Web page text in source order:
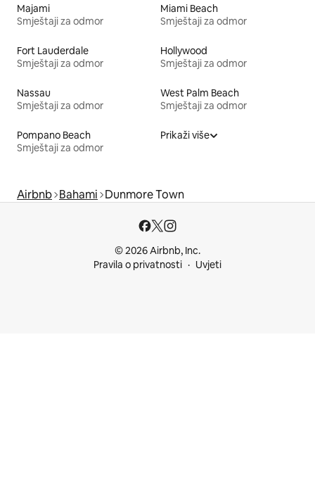
Majami
Smještaji za odmor
Miami Beach
Smještaji za odmor
Fort Lauderdale
Smještaji za odmor
Hollywood
Smještaji za odmor
Nassau
Smještaji za odmor
West Palm Beach
Smještaji za odmor
Pompano Beach
Smještaji za odmor
Prikaži više
Airbnb Bahami Dunmore Town
© 2026 Airbnb, Inc.
Pravila o privatnosti
Uvjeti